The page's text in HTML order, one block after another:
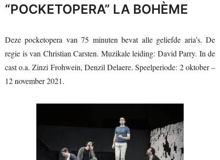
“POCKETOPERA” LA BOHÈME
Deze pocketopera van 75 minuten bevat alle geliefde aria’s. De
regie is van Christian Carsten. Muzikale leiding: David Parry. In de
cast o.a. Zinzi Frohwein, Denzil Delaere. Speelperiode: 2 oktober –
12 november 2021.